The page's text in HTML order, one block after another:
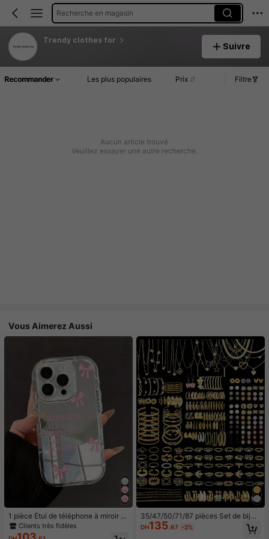
Recherche en magasin
Trendy clothes for
Suivre
Recommander Les plus populaires Prix Filtre
Aucun article trouvé
Veuillez essayer une autre recherche.
Vous Aimerez Aussi
1 pièce Étui de téléphone à miroir ro
se minimaliste, style fille avec motif
nœud papillon, slogan religieux. Étu
Clients très fidèles
35/47/50/71/87 pièces Set de bijou
x style bohème, comprenant des bo
ucles d'oreilles, colliers, bagues, br
DH135.67 -2%